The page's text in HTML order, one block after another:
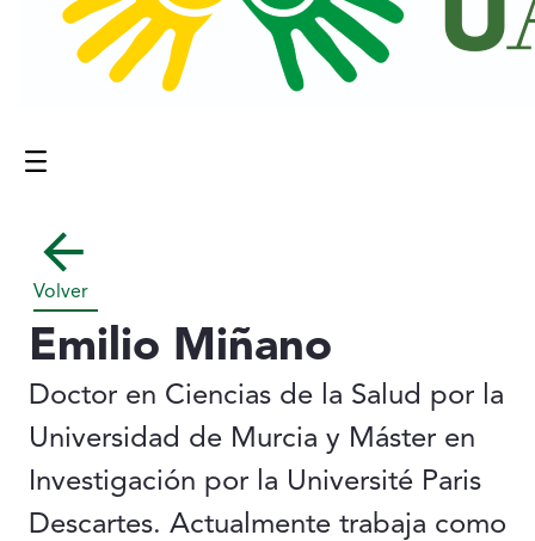
Contenido principal
Volver
Emilio Miñano
Doctor en Ciencias de la Salud por la
Universidad de Murcia y Máster en
Investigación por la Université Paris
Descartes. Actualmente trabaja como